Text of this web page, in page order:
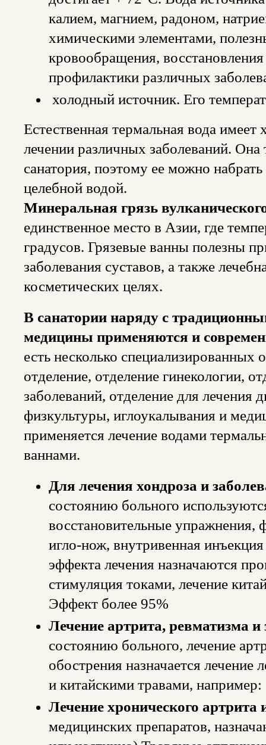
калием, магнием, радоном,
химическими элементами,
кровообращения,
профилактики различных
холодный источник. Его
Естественная термальная вода
лечении различных заболеваний.
санатория, поэтому ее можно
целебной водой.
Минеральная грязь
единственное место в Азии, где
градусов. Грязевые ванны полезны
заболевания суставов, а также
косметических целях.
В санатории наряду с
медицины применяются и
есть несколько специализированных
отделение, отделение гинекологии,
заболеваний, отделение для лечения
физкультуры, иглоукалывания и
применяется лечение водами
ваннами.
Для лечения хондроза и
состоянию больного
восстановительные упражнения,
игло-нож, внутривенная
эффекта лечения назначаются
стимуляция токами, лечение
Эффект более 95%
Лечение артрита, ревматизма и
состоянию больного, лечение
обострения назначается
и китайскими травами,
Лечение хронического артрита
медицинских препаратов,